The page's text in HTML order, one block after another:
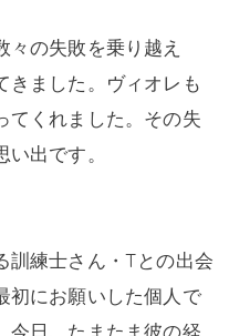
の失敗を乗り越え
きました。ヴィオレも
てくれました。その失
出です。
訓練士さん・Tとの出会
初にお願いした個人で